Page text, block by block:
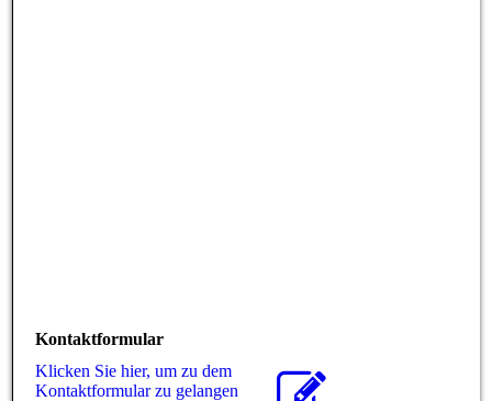
Kontaktformular
Klicken Sie hier, um zu dem
Kon­takt­for­mu­lar zu gelangen